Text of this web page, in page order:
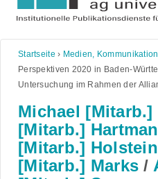
Startseite › Medien, Kommunikation
Perspektiven 2020 in Baden-
Untersuchung im Rahmen der
Michael [Mitarb.]
[Mitarb.]
[Mitarb.] Holstein
[Mitarb.] Marks /